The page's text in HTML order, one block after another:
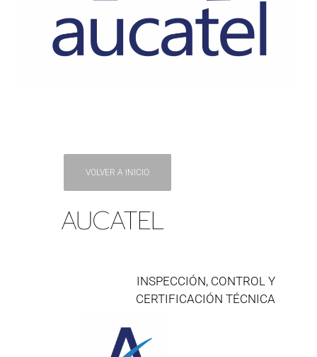
VOLVER A INICIO
AUCATEL
INSPECCIÓN, CONTROL Y
CERTIFICACIÓN TÉCNICA